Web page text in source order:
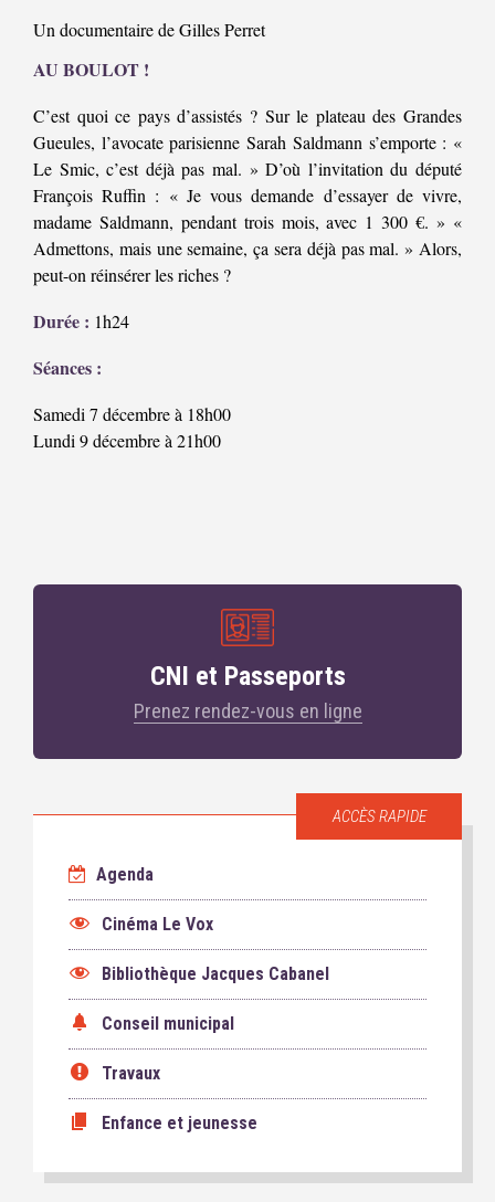
Un documentaire de Gilles Perret
AU BOULOT !
C’est quoi ce pays d’assistés ? Sur le plateau des Grandes
Gueules, l’avocate parisienne Sarah Saldmann s’emporte : «
Le Smic, c’est déjà pas mal. » D’où l’invitation du député
François Ruffin : « Je vous demande d’essayer de vivre,
madame Saldmann, pendant trois mois, avec 1 300 €. » «
Admettons, mais une semaine, ça sera déjà pas mal. » Alors,
peut-on réinsérer les riches ?
Durée : 1h24
Séances :
Samedi 7 décembre à 18h00
Lundi 9 décembre à 21h00
CNI et Passeports
Prenez rendez-vous en ligne
ACCÈS RAPIDE
Agenda
Cinéma Le Vox
Bibliothèque Jacques Cabanel
Conseil municipal
Travaux
Enfance et jeunesse